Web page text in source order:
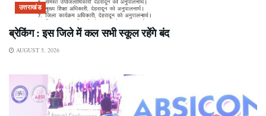
उत्तराखंड
ब्रेकिंग : इस जिले में कल सभी स्कूल रहेंगे बंद
AUGUST 5, 2026